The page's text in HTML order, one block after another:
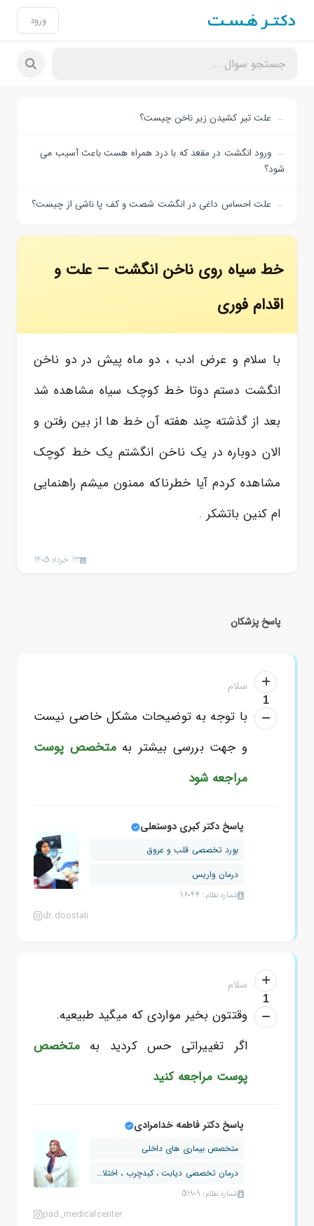
ورود
علت تیر کشیدن زیر ناخن چیست؟
ورود انگشت در مقعد که با درد همراه هست باعث آسیب می
شود؟
علت احساس داغی در انگشت شصت و کف پا ناشی از چیست؟
خط سیاه روی ناخن انگشت — علت و
اقدام فوری
با سلام و عرض ادب ، دو ماه پیش در دو ناخن
انگشت دستم دوتا خط کوچک سیاه مشاهده شد
بعد از گذشته چند هفته آن خط ها از بین رفتن و
الان دوباره در یک ناخن انگشتم یک خط کوچک
مشاهده کردم آیا خطرناکه ممنون میشم راهنمایی
ام کنین باتشکر .
13 خرداد 1405
پاسخ پزشکان
1
سلام
با توجه به توضیحات مشکل خاصی نیست
و جهت بررسی بیشتر بهمتخصص پوست
مراجعه شود
پاسخ دکتر کبری دوستعلی
بورد تخصصی قلب و عروق
درمان واریس
شماره نظام: 96044
dr.doostali
1
سلام
وقتتون بخیر مواردی که میگید طبیعیه.
اگر تغییراتی حس کردید بهمتخصص
پوست مراجعه کنید
پاسخ دکتر فاطمه خدامرادی
متخصص بیماری های داخلی
درمان تخصصی دیابت ، کبدچرب ، اختلالات...
شماره نظام: 51909
pad_medicalcenter